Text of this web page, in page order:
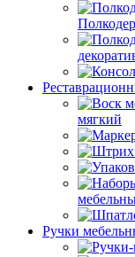
мягкий
Ручки